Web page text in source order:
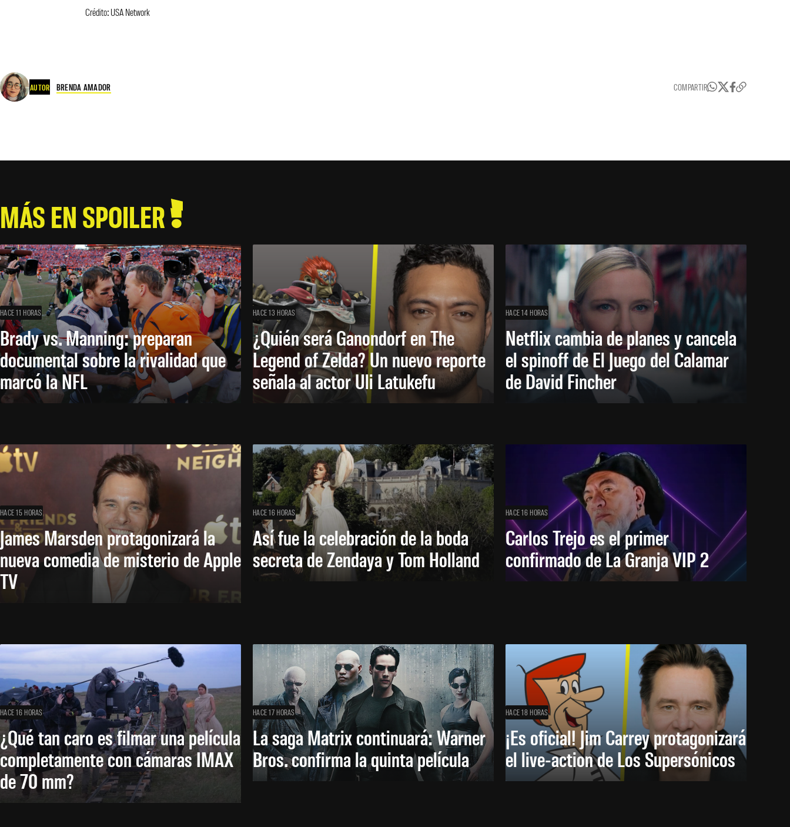
Crédito: USA Network
AUTOR BRENDA AMADOR COMPARTIR
MÁS EN SPOILER
HACE 11 HORAS
Brady vs. Manning: preparan
documental sobre la rivalidad que
marcó la NFL
HACE 13 HORAS
¿Quién será Ganondorf en The
Legend of Zelda? Un nuevo reporte
señala al actor Uli Latukefu
HACE 14 HORAS
Netflix cambia de planes y cancela
el spinoff de El Juego del Calamar
de David Fincher
HACE 15 HORAS
James Marsden protagonizará la
nueva comedia de misterio de Apple
TV
HACE 16 HORAS
Así fue la celebración de la boda
secreta de Zendaya y Tom Holland
HACE 16 HORAS
Carlos Trejo es el primer
confirmado de La Granja VIP 2
HACE 16 HORAS
¿Qué tan caro es filmar una película
completamente con cámaras IMAX
de 70 mm?
HACE 17 HORAS
La saga Matrix continuará: Warner
Bros. confirma la quinta película
HACE 18 HORAS
¡Es oficial! Jim Carrey protagonizará
el live-action de Los Supersónicos